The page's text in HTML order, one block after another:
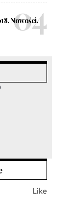
Nowości.
Like